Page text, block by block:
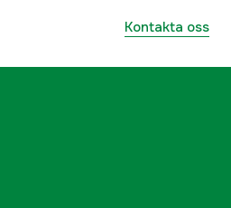
Kontakta oss